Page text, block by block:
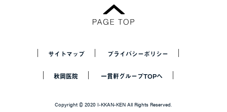
サイトマップ プライバシーポリシー
秋岡医院 一貫軒グループTOPへ
Copyright © 2020 I-KKAN-KEN All Rights Reserved.